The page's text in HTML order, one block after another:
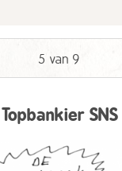
5 van 9
Topbankier SNS